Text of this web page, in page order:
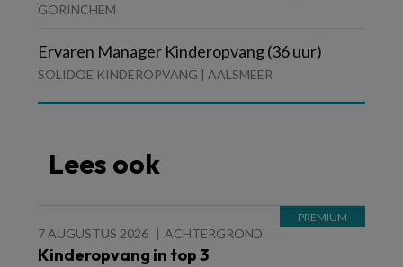
GORINCHEM
Ervaren Manager Kinderopvang (36 uur)
SOLIDOE KINDEROPVANG | AALSMEER
Lees ook
7 AUGUSTUS 2026 ACHTERGROND
Kinderopvang in top 3